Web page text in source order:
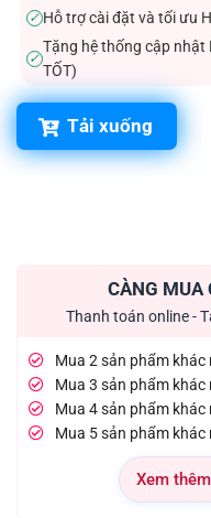
✓Hỗ trợ cài đặt và tối ưu
✓
Tặng hệ thống cập nhật
TỐT)
Tải xuống
CÀNG MUA
Thanh toán online -
Mua 2 sản phẩm khác
Mua 3 sản phẩm khác
Mua 4 sản phẩm khác
Mua 5 sản phẩm khác
Xem